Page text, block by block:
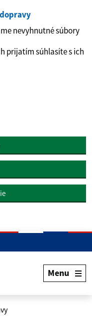
nevyhnutné súbory
prijatím súhlasíte s ich
Menu